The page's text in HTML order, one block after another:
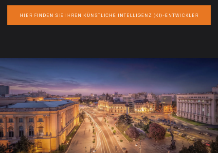
HIER FINDEN SIE IHREN KÜNSTLICHE INTELLIGENZ (KI)-ENTWICKLER